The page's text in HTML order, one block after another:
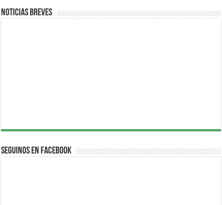
Noticias breves
Seguinos en Facebook